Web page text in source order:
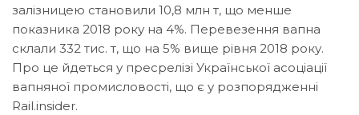
залізницею становили 10,8 млн т, що менше
показника 2018 року на 4%. Перевезення вапна
склали 332 тис. т, що на 5% вище рівня 2018 року.
Про це йдеться у пресрелізі Української асоціації
вапняної промисловості, що є у розпорядженні
Rail.insider.